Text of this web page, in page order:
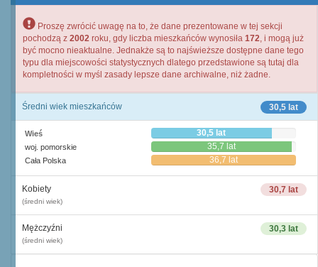
Proszę zwrócić uwagę na to, że dane prezentowane w tej sekcji
pochodzą z 2002 roku, gdy liczba mieszkańców wynosiła 172, i mogą już
być mocno nieaktualne. Jednakże są to najświeższe dostępne dane tego
typu dla miejscowości statystycznych dlatego przedstawione są tutaj dla
kompletności w myśl zasady lepsze dane archiwalne, niż żadne.
30,5 lat
Średni wiek mieszkańców
Wieś 30,5 lat
woj. pomorskie 35,7 lat
Cała Polska 36,7 lat
30,7 lat
Kobiety
(średni wiek)
30,3 lat
Mężczyźni
(średni wiek)